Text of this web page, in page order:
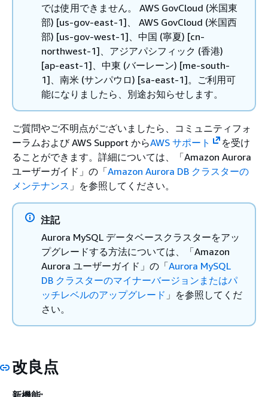
では使用できません。 AWS GovCloud (米国東
部) [us-gov-east-1]、 AWS GovCloud (米国西
部) [us-gov-west-1]、中国 (寧夏) [cn-
northwest-1]、アジアパシフィック (香港)
[ap-east-1]、中東 (バーレーン) [me-south-
1]、南米 (サンパウロ) [sa-east-1]。ご利用可
能になりましたら、別途お知らせします。
ご質問やご不明点がございましたら、コミュニティフォ
ーラムおよび AWS Support からAWS サポート
を受け
ることができます。詳細については、「Amazon Aurora
ユーザーガイド」の「Amazon Aurora DB クラスターの
メンテナンス 」を参照してください。
注記
Aurora MySQL データベースクラスターをアッ
プグレードする方法については、「Amazon
Aurora ユーザーガイド」の「Aurora MySQL
DB クラスターのマイナーバージョンまたはパ
ッチレベルのアップグレード 」を参照してくだ
さい。
改良点